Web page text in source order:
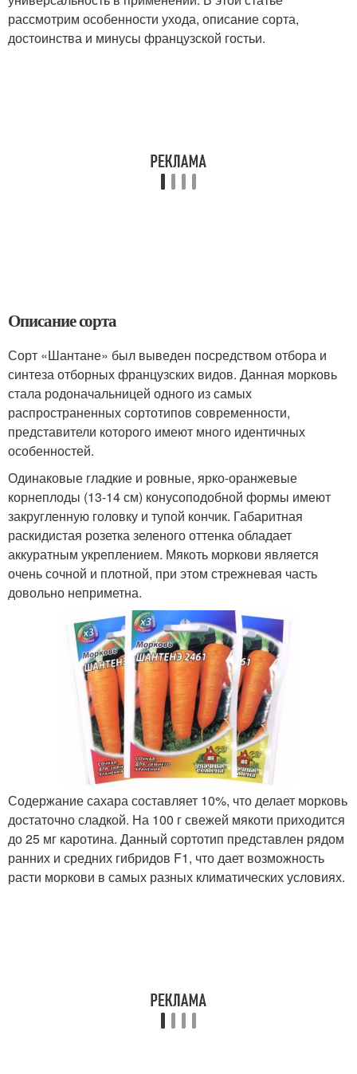
рассмотрим особенности ухода, описание сорта,
достоинства и минусы французской гостьи.
Описание сорта
Сорт «Шантане» был выведен посредством отбора и
синтеза отборных французских видов. Данная морковь
стала родоначальницей одного из самых
распространенных сортотипов современности,
представители которого имеют много идентичных
особенностей.
Одинаковые гладкие и ровные, ярко-оранжевые
корнеплоды (13-14 см) конусоподобной формы имеют
закругленную головку и тупой кончик. Габаритная
раскидистая розетка зеленого оттенка обладает
аккуратным укреплением. Мякоть моркови является
очень сочной и плотной, при этом стрежневая часть
довольно неприметна.
Содержание сахара составляет 10%, что делает морковь
достаточно сладкой. На 100 г свежей мякоти приходится
до 25 мг каротина. Данный сортотип представлен рядом
ранних и средних гибридов F1, что дает возможность
расти моркови в самых разных климатических условиях.